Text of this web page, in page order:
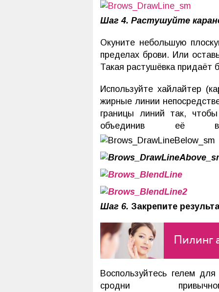
Шаг 4. Растушуйте
Окуните небольшую
пределах брови. Или
Такая растушёвка придаёт
Используйте хайлайтер
жирные линии
границы линий так,
объединив её
Шаг 6. Закрепите
Пилинг
Воспользуйтесь гелем
сродни